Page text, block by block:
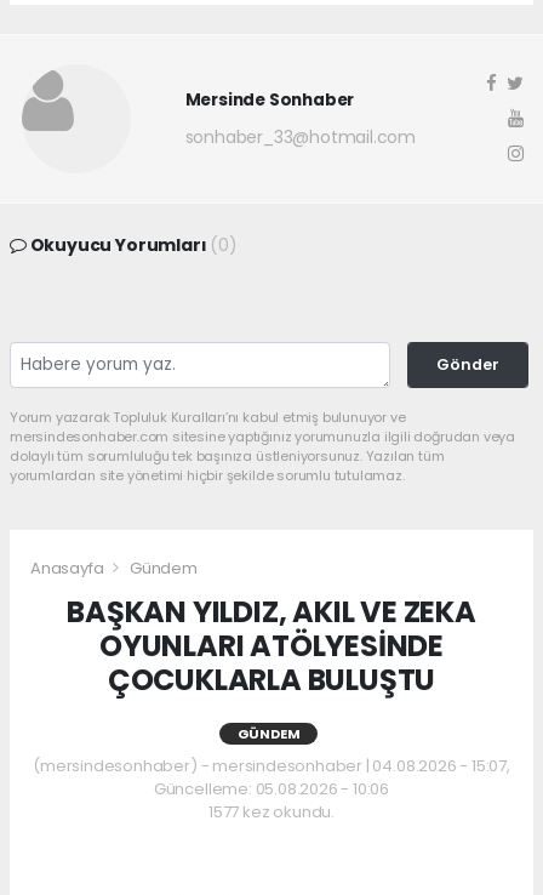
Mersinde Sonhaber
sonhaber_33@hotmail.com
Okuyucu Yorumları (0)
Gönder
Yorum yazarak Topluluk Kuralları’nı kabul etmiş bulunuyor ve
mersindesonhaber.com sitesine yaptığınız yorumunuzla ilgili doğrudan veya
dolaylı tüm sorumluluğu tek başınıza üstleniyorsunuz. Yazılan tüm
yorumlardan site yönetimi hiçbir şekilde sorumlu tutulamaz.
Anasayfa Gündem
BAŞKAN YILDIZ, AKIL VE ZEKA
OYUNLARI ATÖLYESİNDE
ÇOCUKLARLA BULUŞTU
GÜNDEM
(mersindesonhaber) - mersindesonhaber | 04.08.2026 - 15:07,
Güncelleme: 05.08.2026 - 10:06
1577 kez okundu.